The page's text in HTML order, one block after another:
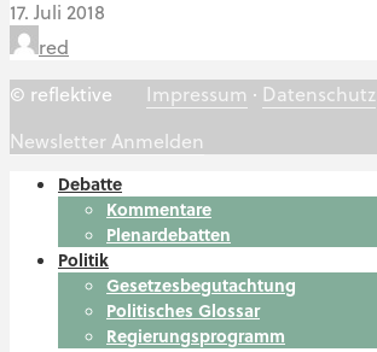
17. Juli 2018
red
© reflektive Impressum · Datenschutz
Newsletter Anmelden
Debatte
Kommentare
Plenardebatten
Politik
Gesetzesbegutachtung
Politisches Glossar
Regierungsprogramm